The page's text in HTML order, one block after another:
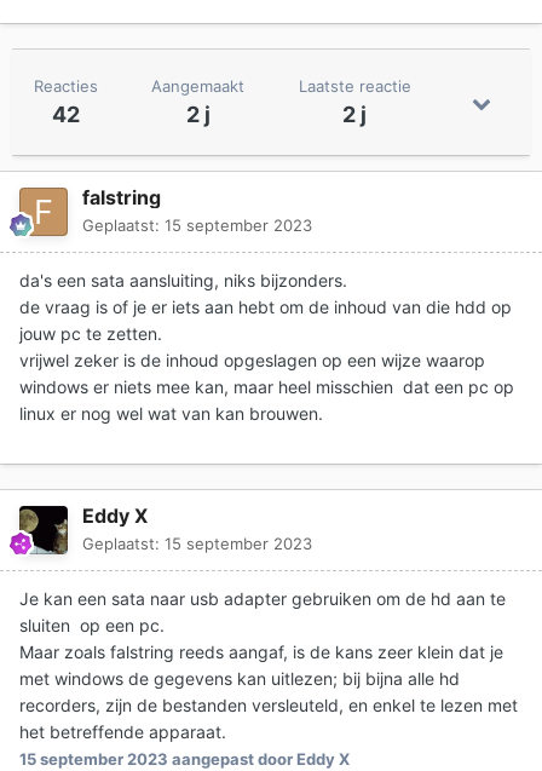
Reacties
42
Aangemaakt
2 j
Laatste reactie
2 j
falstring
Geplaatst: 15 september 2023
da's een sata aansluiting, niks bijzonders.
de vraag is of je er iets aan hebt om de inhoud van die hdd op
jouw pc te zetten.
vrijwel zeker is de inhoud opgeslagen op een wijze waarop
windows er niets mee kan, maar heel misschien dat een pc op
linux er nog wel wat van kan brouwen.
Eddy X
Geplaatst: 15 september 2023
Je kan een sata naar usb adapter gebruiken om de hd aan te
sluiten op een pc.
Maar zoals falstring reeds aangaf, is de kans zeer klein dat je
met windows de gegevens kan uitlezen; bij bijna alle hd
recorders, zijn de bestanden versleuteld, en enkel te lezen met
het betreffende apparaat.
15 september 2023 aangepast door Eddy X